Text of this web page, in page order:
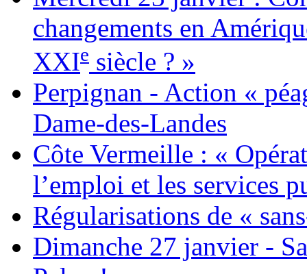
changements en
XXIe siècle ? »
Perpignan - Action «
Dame-des-Landes
Côte Vermeille : «
l’emploi et les services
Régularisations de «
Dimanche 27 janvier -